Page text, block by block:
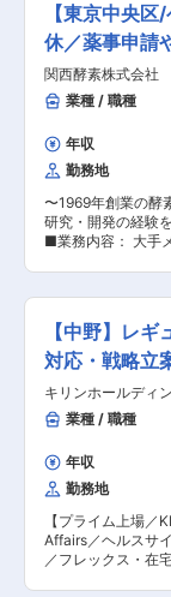
用されています。
人々の健康づくりを支え
会社の定める業務
至るまでの国内外
門横断の連携を通
だくことを期待し
込みながら業務推
サポートにも取り組ん
特徴： ・男性化粧
て、2027年創業
認める「オールウ
年に渡り何度でも
業」、積極的な「
進、フルフレック
ど、様々な制度を取り
品（一部抜粋）：
よさ」を提案し、
究に根ざした確か
囲：会社の定める
作成、SDS対応な
めの各種調整 ・
整 ・その他上記
への進出実現に向
る、やりがいのある仕事で
クスタイム制が導
現することが可能
100％、復帰率は
ら得取得可能） ◎
学校3年生の年度
年3月1日から1年間） ■当社について： 「
は、もっと美しく
とし、 メイクアッ
外品など化粧品全
かにする生活必需
います� 変
【東京中央
休／薬事申請
オニア
関西酵素株式会社
業種 / 職種
年収
勤務地
〜1969年創業の酵
研究・開発の経験
■業務内容： 大手
理及び確認業務を
業務や広告薬事の
ンをお任せします。 ■業務詳細： ・薬事申
務（医薬部外品/化
（薬機法、景表法
業および開発と連
作成業務 ・輸出業
の確認、必要書類
約書の作成/確認、
GVP、GQP業務 ■関西酵素の強み： 当社の強み
は製品が完成する
掛けているところ
完結するものでは
ら"バトン"を渡して
西酵素について：
のパイオニアとし
【中野】レ
対応・戦略立
ンス事業
キリンホールディ
業種 / 職種
年収
勤務地
【プライム上場／
Affairs／ヘルスサ
／フレックス・在